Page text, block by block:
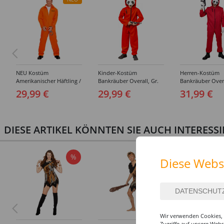
NEU Kostüm
Amerikanischer Häftling /
Sträfling, Overall, Orange
- verschiedene Größen
29,99 €
Kinder-Kostüm
Bankräuber Overall, Gr.
152-164
29,99 €
Herren-Kostüm
Bankräuber
190 cm
31,99 €
DIESE ARTIKEL KÖNNTEN SIE AUCH
% Diese
Wir verwenden